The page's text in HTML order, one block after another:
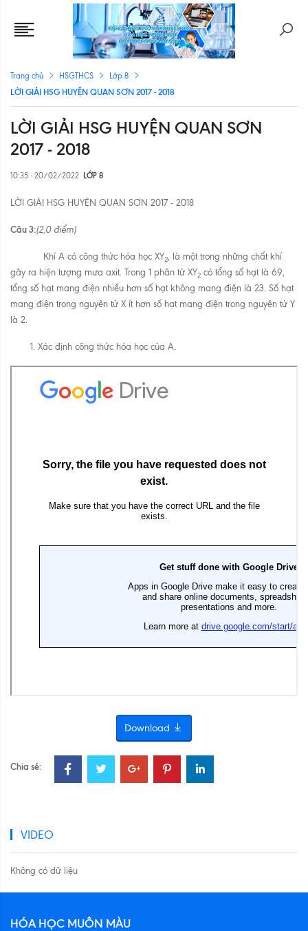
Trang chủ HSGTHCS Lớp 8
LỜI GIẢI HSG HUYỆN QUAN SƠN 2017 - 2018
LỜI GIẢI HSG HUYỆN QUAN SƠN
2017 - 2018
10:35 - 20/02/2022 LỚP 8
LỜI GIẢI HSG HUYỆN QUAN SƠN 2017 - 2018
Câu 3:(2,0 điểm)
Khí A có công thức hóa học XY2, là một trong những chất khí
gây ra hiện tượng mưa axit. Trong 1 phân tử XY2 có tổng số hạt là 69,
tổng số hạt mang điện nhiều hơn số hạt không mang điện là 23. Số hạt
mang điện trong nguyên tử X ít hơn số hạt mang điện trong nguyên tử Y
là 2.
Xác định công thức hóa học của A.
Download
Chia sẻ:
VIDEO
Không có dữ liệu
HÓA HỌC MUÔN MÀU